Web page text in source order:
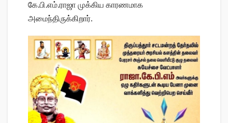
கே.பி.எம்.ராஜா முக்கிய காரணமாக
அமைந்திருக்கிறார்.